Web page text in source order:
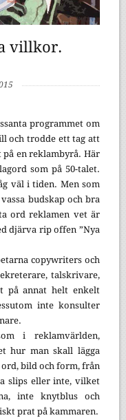
villkor.
programmet om
och trodde ett tag att
en reklambyrå. Här
som på 50-talet.
väl i tiden. Men som
budskap och bra
ord reklamen vet är
djärva rip offen ”Nya
copywriters och
talskrivare,
på annat helt enkelt
inte konsulter
i reklamvärlden,
hur man skall lägga
bild och form, från
slips eller inte, vilket
inte knytblus och
prat på kammaren.